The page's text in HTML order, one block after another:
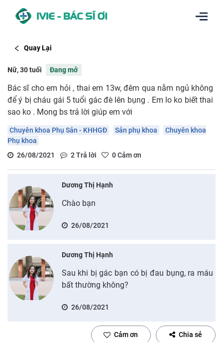
Quay Lại
Nữ, 30 tuổi Đang mở
Bác sĩ cho em hỏi , thai em 13w, đêm qua nằm ngủ không
để ý bị cháu gái 5 tuổi gác đè lên bụng . Em lo ko biết thai
sao ko . Mong bs trả lời giúp em với
Chuyên khoa Phụ Sản - KHHGĐ Sản phụ khoa
Chuyên khoa
Phụ khoa
26/08/2021
2Trả lời 0Cảm ơn
Dương Thị Hạnh
Chào bạn
26/08/2021
Dương Thị Hạnh
Sau khi bị gác bạn có bị đau bụng, ra máu
bất thường không?
26/08/2021
Cảm ơn Chia sẻ